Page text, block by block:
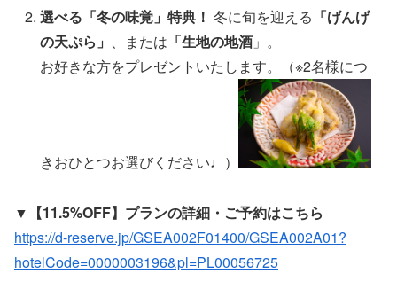
選べる「冬の味覚」特典！ 冬に旬を迎える 「げんげ
の天ぷら」 、または 「生地の地酒 」。
お好きな方をプレゼントいたします。（※2名様につ
きおひとつお選びください♩）
▼【11.5%OFF】プランの詳細・ご予約はこちら
https://d-reserve.jp/GSEA002F01400/GSEA002A01?
hotelCode=0000003196&pl=PL00056725